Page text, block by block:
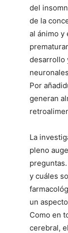
del
de la
al ánimo y
desarrollo
Por
generan
La
pleno
y cuáles
un
Como en
cerebral,